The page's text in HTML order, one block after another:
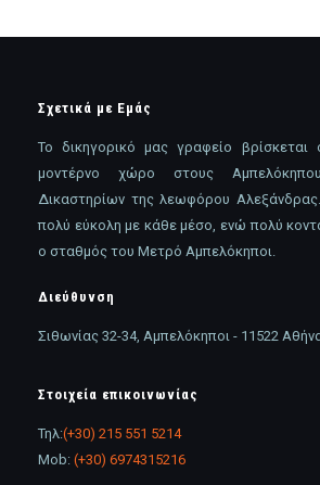
Σχετικά με Εμάς
Το δικηγορικό μας γραφείο βρίσκεται
μοντέρνο χώρο στους
Δικαστηρίων της λεωφόρου
πολύ εύκολη με κάθε μέσο, ενώ πολύ
ο σταθμός του Μετρό Αμπελόκηποι.
Διεύθυνση
Σιθωνίας 32-34, Αμπελόκηποι - 11522
Στοιχεία επικοινωνίας
Τηλ:(+30) 215 551 5214
Mob: (+30) 6974315216